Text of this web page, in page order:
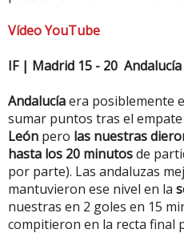
Vídeo YouTube
IF | Madrid 15 - 20
Andalucíaera posiblemente
sumar puntos tras el
León pero las nuestras
hasta los 20 minutosde
por parte). Las andaluzas
mantuvieron ese nivel en la
nuestras en 2 goles en 15
compitieron en la recta final